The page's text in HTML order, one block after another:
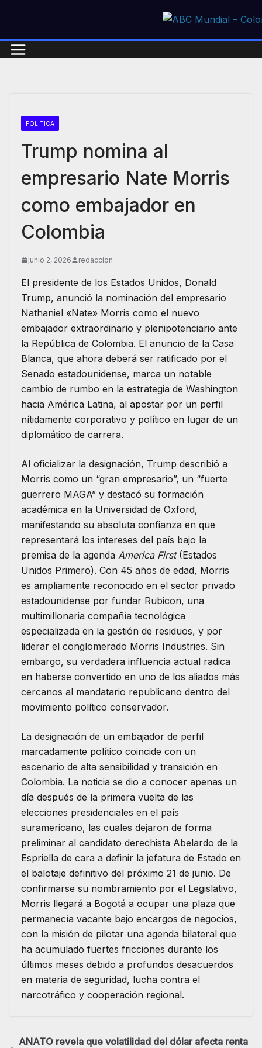
content
POLÍTICA
Trump nomina al
empresario Nate Morris
como embajador en
Colombia
junio 2, 2026 redaccion
El presidente de los Estados Unidos, Donald
Trump, anunció la nominación del empresario
Nathaniel «Nate» Morris como el nuevo
embajador extraordinario y plenipotenciario ante
la República de Colombia. El anuncio de la Casa
Blanca, que ahora deberá ser ratificado por el
Senado estadounidense, marca un notable
cambio de rumbo en la estrategia de Washington
hacia América Latina, al apostar por un perfil
nítidamente corporativo y político en lugar de un
diplomático de carrera.
​Al oficializar la designación, Trump describió a
Morris como un “gran empresario”, un “fuerte
guerrero MAGA” y destacó su formación
académica en la Universidad de Oxford,
manifestando su absoluta confianza en que
representará los intereses del país bajo la
premisa de la agenda America First(Estados
Unidos Primero). Con 45 años de edad, Morris
es ampliamente reconocido en el sector privado
estadounidense por fundar Rubicon, una
multimillonaria compañía tecnológica
especializada en la gestión de residuos, y por
liderar el conglomerado Morris Industries. Sin
embargo, su verdadera influencia actual radica
en haberse convertido en uno de los aliados más
cercanos al mandatario republicano dentro del
movimiento político conservador.
​La designación de un embajador de perfil
marcadamente político coincide con un
escenario de alta sensibilidad y transición en
Colombia. La noticia se dio a conocer apenas un
día después de la primera vuelta de las
elecciones presidenciales en el país
suramericano, las cuales dejaron de forma
preliminar al candidato derechista Abelardo de la
Espriella de cara a definir la jefatura de Estado en
el balotaje definitivo del próximo 21 de junio. De
confirmarse su nombramiento por el Legislativo,
Morris llegará a Bogotá a ocupar una plaza que
permanecía vacante bajo encargos de negocios,
con la misión de pilotar una agenda bilateral que
ha acumulado fuertes fricciones durante los
últimos meses debido a profundos desacuerdos
en materia de seguridad, lucha contra el
narcotráfico y cooperación regional.
ANATO revela que volatilidad del dólar afecta renta